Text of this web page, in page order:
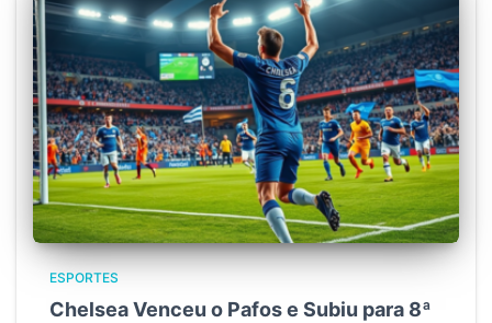
ESPORTES
Chelsea Venceu o Pafos e Subiu para 8ª